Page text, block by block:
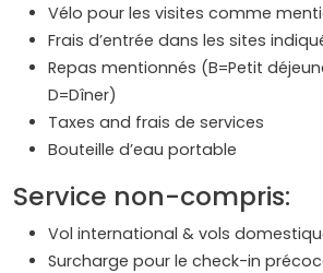
Vélo pour les visites comme
Frais d’entrée dans les sites
Repas mentionnés (B=Petit
D=Dîner)
Taxes and frais de services
Bouteille d’eau portable
Service non-compris:
Vol international & vols
Surcharge pour le check-in